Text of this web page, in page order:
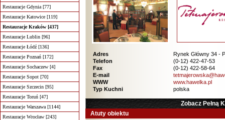
Restauracje Gdynia [77]
Restauracje Katowice [119]
Restauracje Kraków [437]
Restauracje Lublin [96]
Restauracje Łódź [136]
Restauracje Poznań [172]
Restauracje Sochaczew [4]
Restauracje Sopot [70]
Restauracje Szczecin [95]
Restauracje Toruń [47]
Restauracje Warszawa [1144]
Restauracje Wrocław [243]
Adres
Rynek Główny 34 -
Telefon
(0-12) 422-47-53
Fax
(0-12) 422-58-64
E-mail
WWW
www.hawelka.pl
Typ Kuchni
polska
Zobacz Pełną
Atuty obiektu